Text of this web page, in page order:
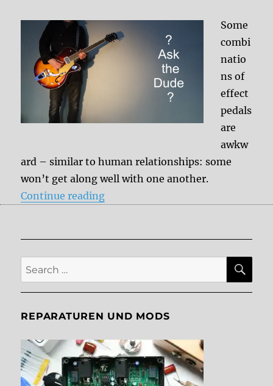
Some
combi
natio
ns of
effect
pedals
are
awkw
ard – similar to human relationships: some
won’t get along well with one another.
Continue reading“How to combine effect pedals –
Search
for:
REPARATUREN UND MODS